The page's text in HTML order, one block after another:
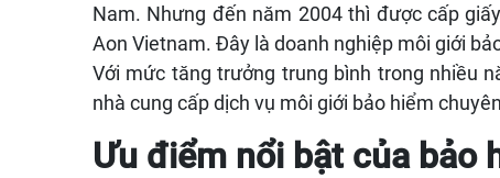
Nam. Nhưng đến năm 2004 thì được cấp
Aon Vietnam. Đây là doanh nghiệp môi giới
Với mức tăng trưởng trung bình trong nhiều
nhà cung cấp dịch vụ môi giới bảo hiểm
Ưu điểm nổi bật của bảo